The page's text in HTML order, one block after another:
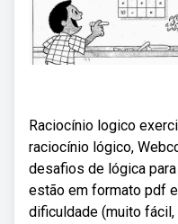
Raciocínio logico
raciocínio lógico,
desafios de lógica
estão em formato pdf
dificuldade (muito